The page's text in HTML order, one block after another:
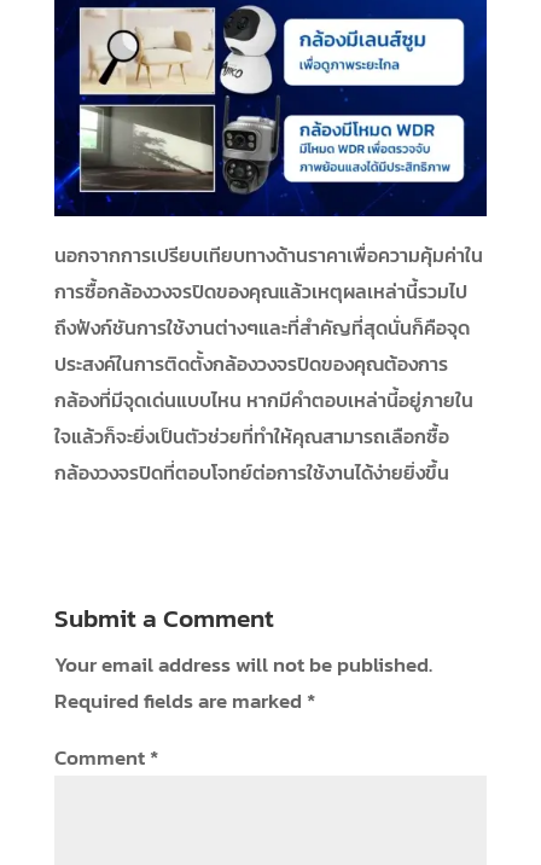
นอกจากการเปรียบเทียบทางด้านราคาเพื่อความคุ้มค่าใน
การซื้อกล้องวงจรปิดของคุณแล้วเหตุผลเหล่านี้รวมไป
ถึงฟังก์ชันการใช้งานต่างๆและที่สำคัญที่สุดนั่นก็คือจุด
ประสงค์ในการติดตั้งกล้องวงจรปิดของคุณต้องการ
กล้องที่มีจุดเด่นแบบไหน หากมีคำตอบเหล่านี้อยู่ภายใน
ใจแล้วก็จะยิ่งเป็นตัวช่วยที่ทำให้คุณสามารถเลือกซื้อ
กล้องวงจรปิดที่ตอบโจทย์ต่อการใช้งานได้ง่ายยิ่งขึ้น
Submit a Comment
Your email address will not be published.
Required fields are marked *
Comment*